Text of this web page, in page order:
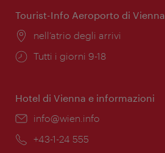
Tourist-Info Aeroporto di Vienna
Posizione:
nell’atrio degli arrivi
Orari
Tutti i giorni 9-18
Hotel di Vienna e informazioni
Email:
info@wien.info
Telefono:
+43-1-24 555